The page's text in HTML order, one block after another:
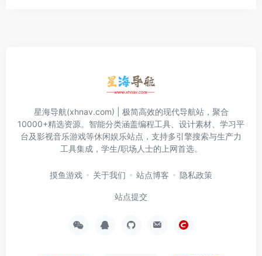
星海导航(xhnav.com) | 极简高效的现代导航站，聚合
10000+精选资源。智能分类涵盖编程工具、设计素材、学习平
台及影视音乐游戏等休闲娱乐站点，支持多引擎搜索与生产力
工具集成，学生/职场人士的上网首选。
摸鱼游戏 关于我们 站点博客 隐私政策
站点提交